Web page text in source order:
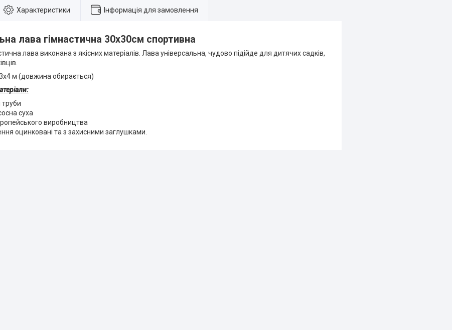
Характеристики Інформація для замовлення
лава гімнастична 30х30см спортивна
лава виконана з якісних матеріалів. Лава універсальна, чудово підійде для дитячих садків,
м (довжина обирається)
труби
суха
виробництва
оцинковані та з захисними заглушками.